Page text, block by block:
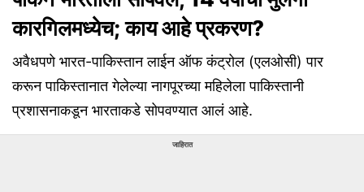
कारगिलमध्येच; काय आहे प्रकरण?
अवैधपणे भारत-पाकिस्तान लाईन ऑफ कंट्रोल (एलओसी) पार
करून पाकिस्तानात गेलेल्या नागपूरच्या महिलेला पाकिस्तानी
प्रशासनाकडून भारताकडे सोपवण्यात आलं आहे.
जाहिरात